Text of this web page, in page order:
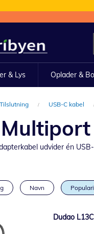
& Lys Oplader &
USB-C kabel
udvider én
Navn
Dudao